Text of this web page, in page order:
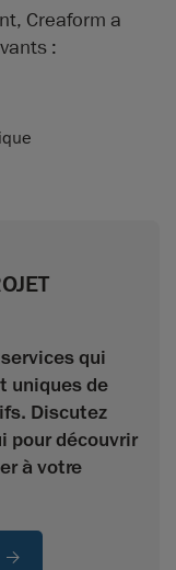
Creaform a
:
qui
uniques de
Discutez
pour découvrir
à votre